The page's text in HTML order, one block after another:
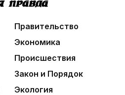
Правительство
Экономика
Происшествия
Закон и Порядок
Экология